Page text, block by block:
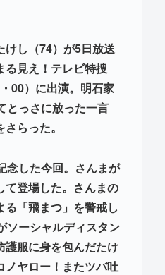
し（74）が5日放送
る見え！テレビ特捜
00）に出演。明石家
とっさに放った一言
らった。
念した今回。さんまが
て登場した。さんまの
「飛まつ」を警戒し
ソーシャルディスタン
護服に身を包んだたけ
ノヤロー！またツバ吐